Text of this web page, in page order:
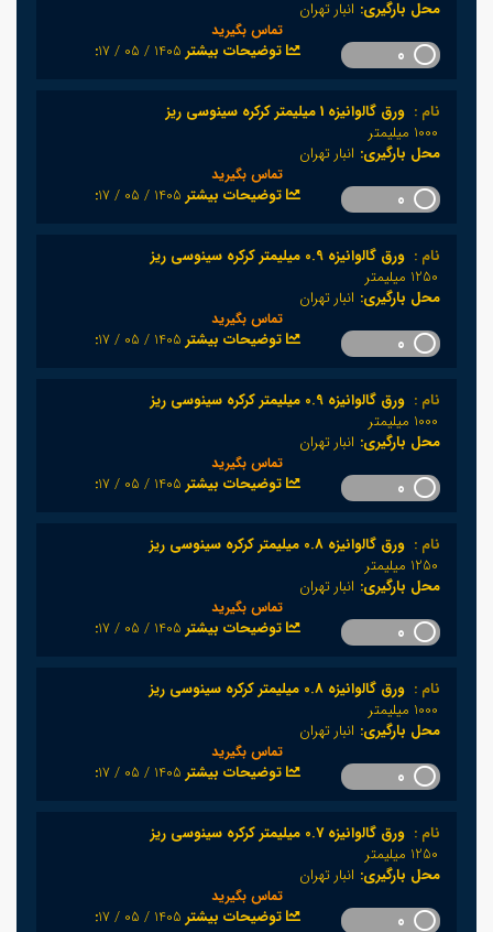
محل بارگیری: انبار تهران
تماس بگیرید
:توضیحات بیشتر1405 / 05 / 17
نام : ورق گالوانیزه 1 میلیمتر کرکره سینوسی ریز
1000 میلیمتر
محل بارگیری: انبار تهران
تماس بگیرید
:توضیحات بیشتر1405 / 05 / 17
نام : ورق گالوانیزه 0.9 میلیمتر کرکره سینوسی ریز
1250 میلیمتر
محل بارگیری: انبار تهران
تماس بگیرید
:توضیحات بیشتر1405 / 05 / 17
نام : ورق گالوانیزه 0.9 میلیمتر کرکره سینوسی ریز
1000 میلیمتر
محل بارگیری: انبار تهران
تماس بگیرید
:توضیحات بیشتر1405 / 05 / 17
نام : ورق گالوانیزه 0.8 میلیمتر کرکره سینوسی ریز
1250 میلیمتر
محل بارگیری: انبار تهران
تماس بگیرید
:توضیحات بیشتر1405 / 05 / 17
نام : ورق گالوانیزه 0.8 میلیمتر کرکره سینوسی ریز
1000 میلیمتر
محل بارگیری: انبار تهران
تماس بگیرید
:توضیحات بیشتر1405 / 05 / 17
نام : ورق گالوانیزه 0.7 میلیمتر کرکره سینوسی ریز
1250 میلیمتر
محل بارگیری: انبار تهران
تماس بگیرید
:توضیحات بیشتر1405 / 05 / 17